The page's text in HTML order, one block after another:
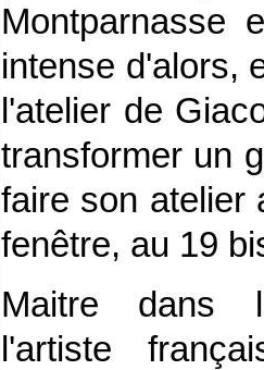
Montparnasse
intense d'alors,
l'atelier de
transformer un
faire son atelier
fenêtre, au 19
Maitre dans
l'artiste